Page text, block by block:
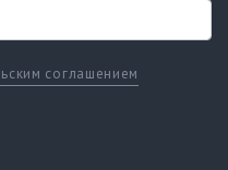
соглашением